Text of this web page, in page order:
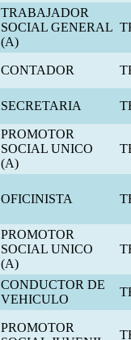
TRABAJADOR
SOCIAL GENERAL
(A)
CONTADOR
SECRETARIA
PROMOTOR
SOCIAL UNICO
(A)
OFICINISTA
PROMOTOR
SOCIAL UNICO
(A)
CONDUCTOR DE
VEHICULO
PROMOTOR